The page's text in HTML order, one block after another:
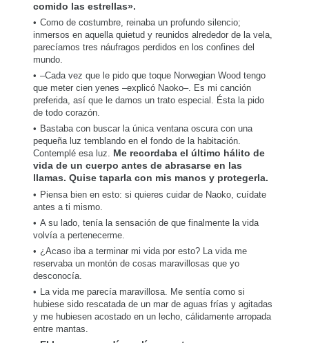
comido las estrellas».
Como de costumbre, reinaba un profundo silencio;
inmersos en aquella quietud y reunidos alrededor de la vela,
parecíamos tres náufragos perdidos en los confines del
mundo.
–Cada vez que le pido que toque Norwegian Wood tengo
que meter cien yenes –explicó Naoko–. Es mi canción
preferida, así que le damos un trato especial. Ésta la pido
de todo corazón.
Bastaba con buscar la única ventana oscura con una
pequeña luz temblando en el fondo de la habitación.
Contemplé esa luz. Me recordaba el último hálito de
vida de un cuerpo antes de abrasarse en las
llamas. Quise taparla con mis manos y protegerla.
Piensa bien en esto: si quieres cuidar de Naoko, cuídate
antes a ti mismo.
A su lado, tenía la sensación de que finalmente la vida
volvía a pertenecerme.
¿Acaso iba a terminar mi vida por esto? La vida me
reservaba un montón de cosas maravillosas que yo
desconocía.
La vida me parecía maravillosa. Me sentía como si
hubiese sido rescatada de un mar de aguas frías y agitadas
y me hubiesen acostado en un lecho, cálidamente arropada
entre mantas.